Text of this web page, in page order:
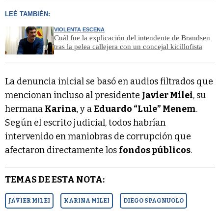
LEÉ TAMBIÉN:
VIOLENTA ESCENA
Cuál fue la explicación del intendente de Brandsen
tras la pelea callejera con un concejal kicillofista
La denuncia inicial se basó en audios filtrados que
mencionan incluso al presidente Javier Milei, su
hermana Karina, y aEduardo “Lule” Menem.
Según el escrito judicial, todos habrían
intervenido en maniobras de corrupción que
afectaron directamente los fondos públicos.
TEMAS DE ESTA NOTA:
JAVIER MILEI KARINA MILEI DIEGO SPAGNUOLO